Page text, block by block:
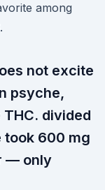
among
not excite
psyche,
divided
took 600 mg
— only